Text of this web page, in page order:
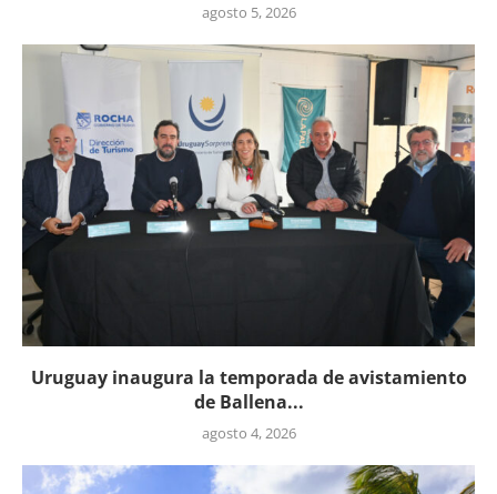
agosto 5, 2026
Uruguay inaugura la temporada de avistamiento
de Ballena...
agosto 4, 2026